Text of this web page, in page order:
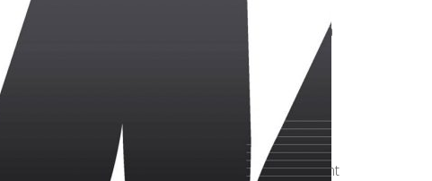
de gaspillage à la conclusion notamment) mais la
les Templières ont montré un visage conquérant